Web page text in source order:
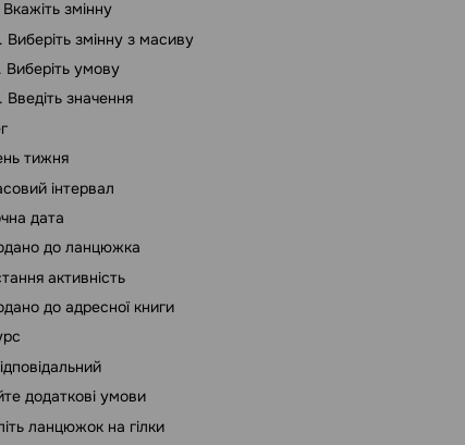
Вкажіть змінну
Виберіть змінну з масиву
Виберіть умову
Введіть значення
тижня
інтервал
дата
до ланцюжка
активність
до адресної книги
додаткові умови
ланцюжок на гілки